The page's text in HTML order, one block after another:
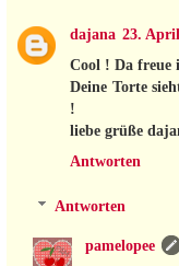
dajana 23.
Cool ! Da freue
Deine Torte
!
liebe grüße
Antworten
Antworten
pamelopee